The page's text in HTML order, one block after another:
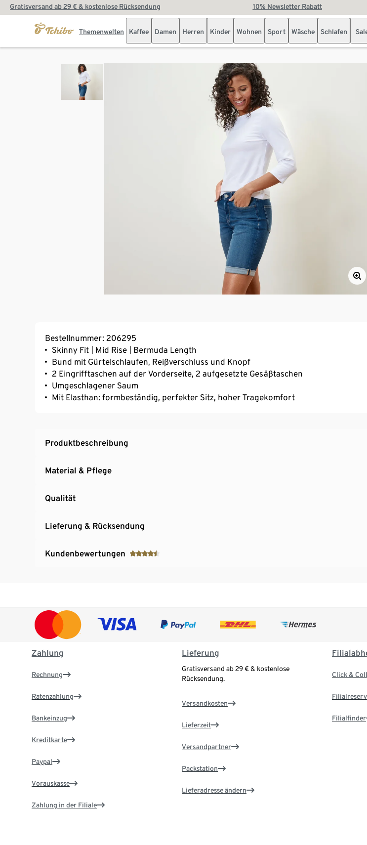
Gratisversand ab 29 € & kostenlose Rücksendung 10% Newsletter Rabatt
Themenwelten Kaffee Damen Herren Kinder Wohnen Sport Wäsche Schlafen
Bestellnummer: 206295
Skinny Fit | Mid Rise | Bermuda Length
Bund mit Gürtelschlaufen, Reißverschluss und Knopf
2 Eingrifftaschen auf der Vorderseite, 2 aufgesetzte Gesäßtaschen
Umgeschlagener Saum
Mit Elasthan: formbeständig, perfekter Sitz, hoher Tragekomfort
Produktbeschreibung
Material & Pflege
Qualität
Lieferung & Rücksendung
Kundenbewertungen
Zahlung
Rechnung
Ratenzahlung
Bankeinzug
Kreditkarte
Paypal
Vorauskasse
Zahlung in der Filiale
Lieferung
Gratisversand ab 29 € & kostenlose
Rücksendung.
Versandkosten
Lieferzeit
Versandpartner
Packstation
Lieferadresse ändern
Click &
Filialfinder